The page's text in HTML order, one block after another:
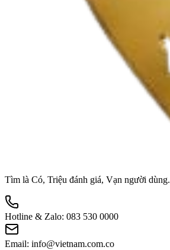
Tìm là Có, Triệu đánh giá, Vạn người dùng.
Hotline & Zalo: 083 530 0000
Email: info@vietnam.com.co